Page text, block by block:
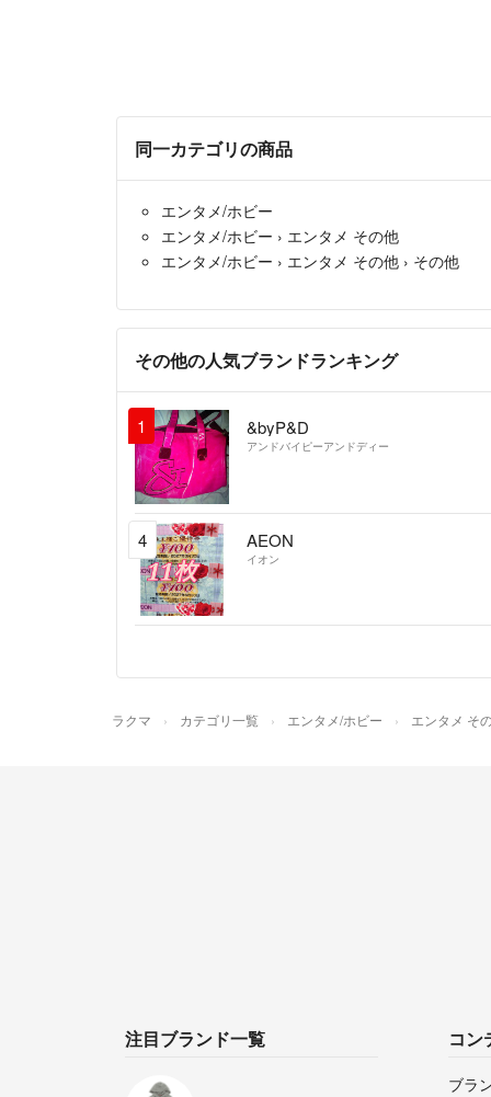
同一カテゴリの商品
エンタメ/ホビー
エンタメ/ホビー › エンタメ その他
エンタメ/ホビー › エンタメ その他 › その他
その他の人気ブランドランキング
1 &byP&D
アンドバイピーアンドディー
4 AEON
イオン
ラクマ カテゴリ一覧 エンタメ/ホビー エンタメ そ
注目ブランド一覧 コン
ブラ